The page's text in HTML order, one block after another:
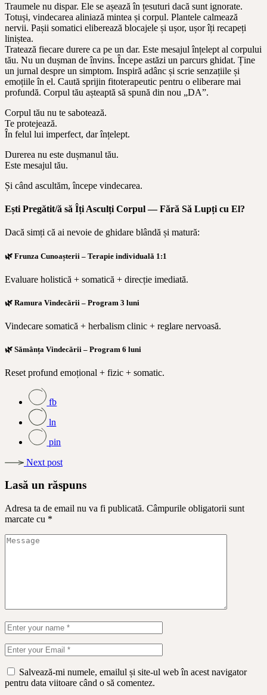
Traumele nu dispar. Ele se așează în țesuturi dacă sunt ignorate.
Totuși, vindecarea aliniază mintea și corpul. Plantele calmează
nervii. Pașii somatici eliberează blocajele și ușor, ușor îți recapeți
liniștea.
Tratează fiecare durere ca pe un dar. Este mesajul înțelept al corpului
tău. Nu un dușman de învins. Începe astăzi un parcurs ghidat. Ține
un jurnal despre un simptom. Inspiră adânc și scrie senzațiile și
emoțiile în el. Caută sprijin fitoterapeutic pentru o eliberare mai
profundă. Corpul tău așteaptă să spună din nou „DA”.
Corpul tău nu te sabotează.
Te protejează.
În felul lui imperfect, dar înțelept.
Durerea nu este dușmanul tău.
Este mesajul tău.
Și când ascultăm, începe vindecarea.
Ești Pregătit/ă să Îți Asculți Corpul — Fără Să Lupți cu El?
Dacă simți că ai nevoie de ghidare blândă și matură:
🌿 Frunza Cunoașterii – Terapie individuală 1:1
Evaluare holistică + somatică + direcție imediată.
🌿 Ramura Vindecării – Program 3 luni
Vindecare somatică + herbalism clinic + reglare nervoasă.
🌿 Sămânța Vindecării – Program 6 luni
Reset profund emoțional + fizic + somatic.
fb
ln
pin
Next post
Lasă un răspuns
Adresa ta de email nu va fi publicată. Câmpurile obligatorii sunt
marcate cu *
Salvează-mi numele, emailul și site-ul web în acest navigator
pentru data viitoare când o să comentez.